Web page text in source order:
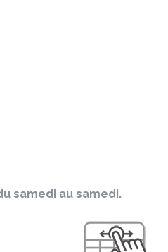
samedi au samedi.